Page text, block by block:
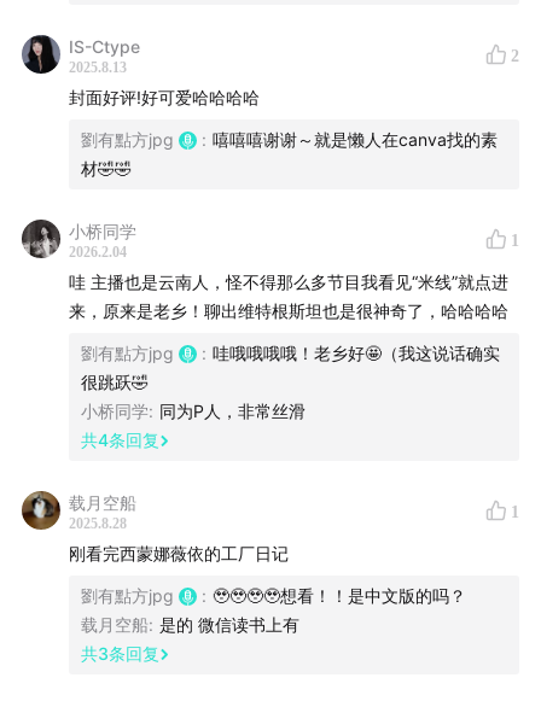
ATEEZ – WORK
FORREST FRANK – HOME
【相关提及】
路德维希·维特根斯坦 （1889-1951）
奥地利哲学家，分析哲学与语言哲学的重要奠基者，被誉
为20世纪最具影响力的思想家之一。他的主要著作包括
《逻辑哲学论》和《哲学研究》，前期聚焦逻辑与语言的
语言在实践中的作用，提出“语言游戏”和“生活形式”等概
念，对哲学方法和问题的理解带来革命性转变，深刻影响
了后世哲学、语言学和认知科学等领域。
西蒙娜·薇伊（1909-1943）
IS-Ctype
2025.8.13
2
封面好评!好可爱哈哈哈哈
劉有點方jpg : 嘻嘻嘻谢谢～就是懒人在canva找的素
材🤣🤣
小桥同学
2026.2.04
1
哇 主播也是云南人，怪不得那么多节目我看见“米线”就点进
来，原来是老乡！聊出维特根斯坦也是很神奇了，哈哈哈哈
劉有點方jpg : 哇哦哦哦哦！老乡好🤩（我这说话确实
很跳跃🤣
小桥同学: 同为P人，非常丝滑
共4条回复
载月空船
2025.8.28
1
刚看完西蒙娜薇依的工厂日记
劉有點方jpg : 🥹🥹🥹🥹想看！！是中文版的吗？
载月空船: 是的 微信读书上有
共3条回复